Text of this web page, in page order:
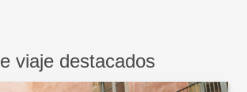
viaje destacados